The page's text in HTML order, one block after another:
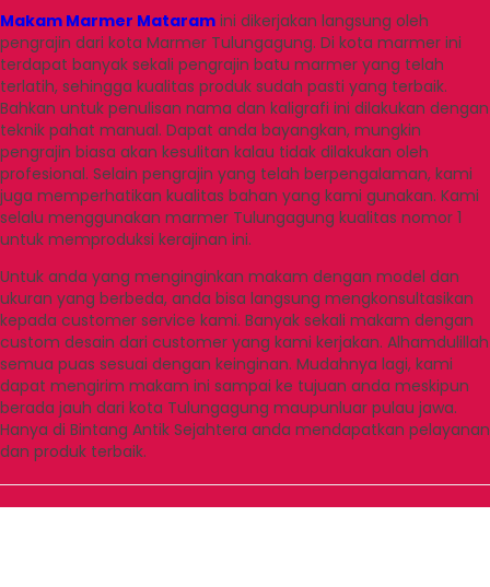
Makam Marmer Mataram ini dikerjakan langsung oleh
pengrajin dari kota Marmer Tulungagung. Di kota marmer ini
terdapat banyak sekali pengrajin batu marmer yang telah
terlatih, sehingga kualitas produk sudah pasti yang terbaik.
Bahkan untuk penulisan nama dan kaligrafi ini dilakukan dengan
teknik pahat manual. Dapat anda bayangkan, mungkin
pengrajin biasa akan kesulitan kalau tidak dilakukan oleh
profesional. Selain pengrajin yang telah berpengalaman, kami
juga memperhatikan kualitas bahan yang kami gunakan. Kami
selalu menggunakan marmer Tulungagung kualitas nomor 1
untuk memproduksi kerajinan ini.
Untuk anda yang menginginkan makam dengan model dan
ukuran yang berbeda, anda bisa langsung mengkonsultasikan
kepada customer service kami. Banyak sekali makam dengan
custom desain dari customer yang kami kerjakan. Alhamdulillah
semua puas sesuai dengan keinginan. Mudahnya lagi, kami
dapat mengirim makam ini sampai ke tujuan anda meskipun
berada jauh dari kota Tulungagung maupunluar pulau jawa.
Hanya di Bintang Antik Sejahtera anda mendapatkan pelayanan
dan produk terbaik.